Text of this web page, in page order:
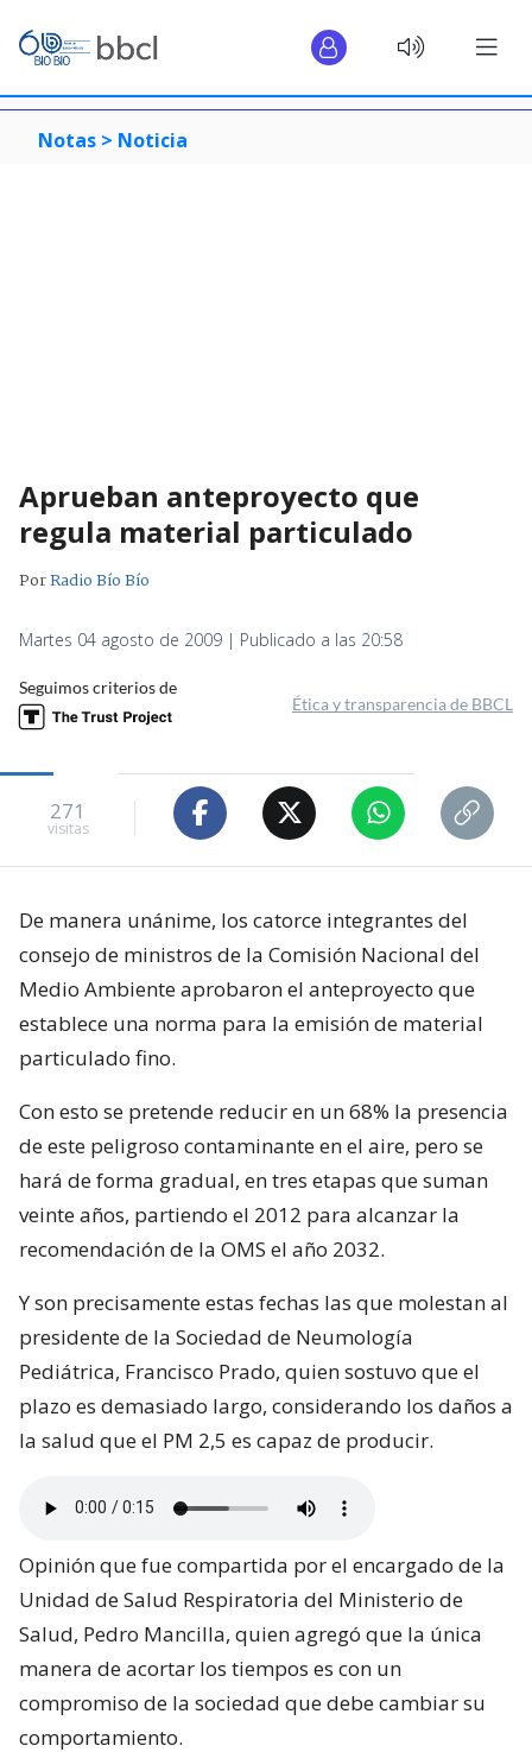
Notas > Noticia
Aprueban anteproyecto que
regula material particulado
PorRadio Bío Bío
Martes 04 agosto de 2009 | Publicado a las 20:58
Seguimos criterios de
Ética y transparencia de BBCL
271
visitas
De manera unánime, los catorce integrantes del
consejo de ministros de la Comisión Nacional del
Medio Ambiente aprobaron el anteproyecto que
establece una norma para la emisión de material
particulado fino.
Con esto se pretende reducir en un 68% la presencia
de este peligroso contaminante en el aire, pero se
hará de forma gradual, en tres etapas que suman
veinte años, partiendo el 2012 para alcanzar la
recomendación de la OMS el año 2032.
Y son precisamente estas fechas las que molestan al
presidente de la Sociedad de Neumología
Pediátrica, Francisco Prado, quien sostuvo que el
plazo es demasiado largo, considerando los daños a
la salud que el PM 2,5 es capaz de producir.
Opinión que fue compartida por el encargado de la
Unidad de Salud Respiratoria del Ministerio de
Salud, Pedro Mancilla, quien agregó que la única
manera de acortar los tiempos es con un
compromiso de la sociedad que debe cambiar su
comportamiento.